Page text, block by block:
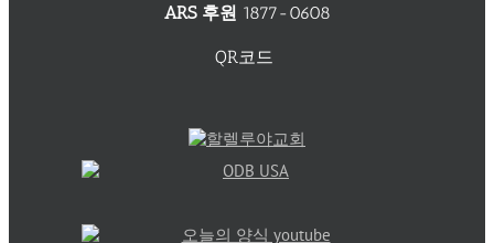
ARS 후원 1877-0608
QR코드